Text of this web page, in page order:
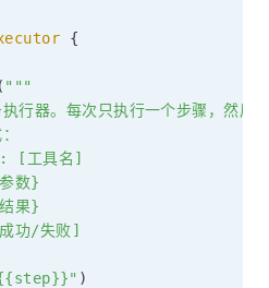
{
( """
行器。每次只执行一个步骤，然后
[工具名]
数}
果}
功/失败]
)